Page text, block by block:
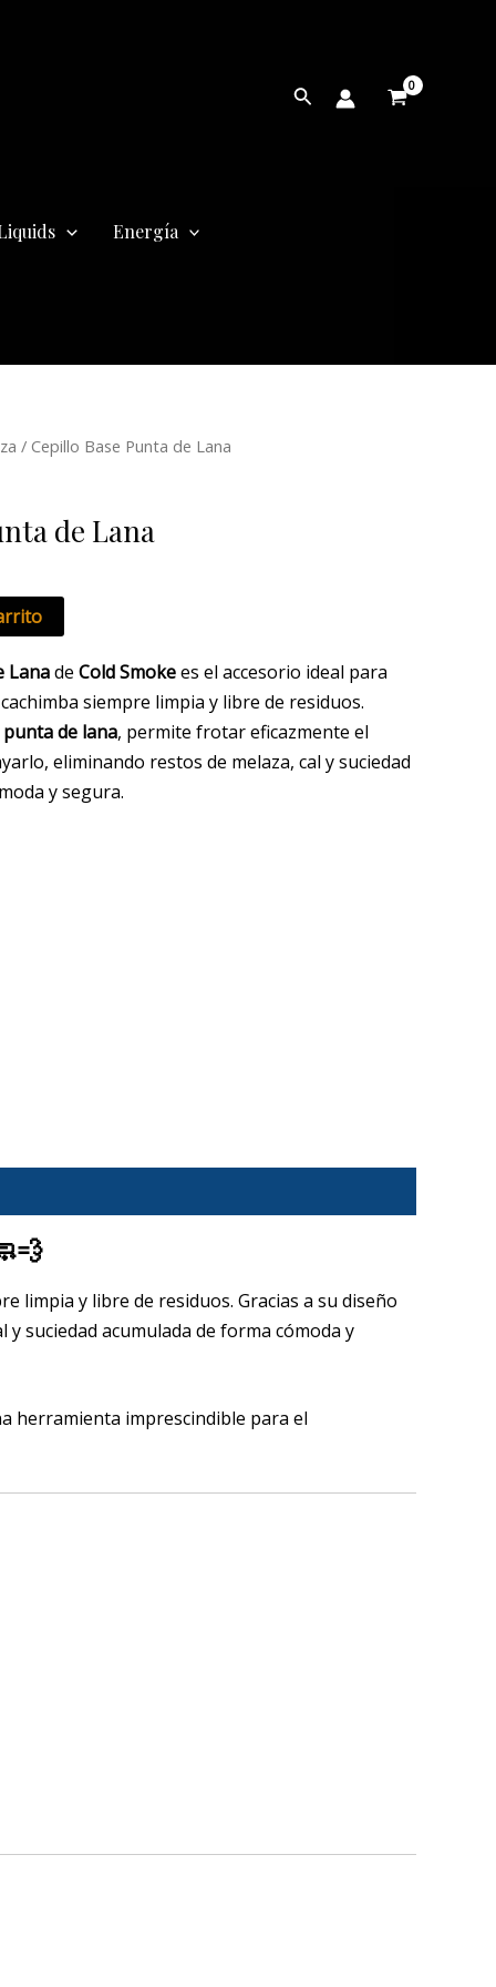
Buscar
Energía
/ Cepillo Base Punta de Lana
de Lana
Lanade Cold Smokees el accesorio ideal para
siempre limpia y libre de residuos.
punta de lana, permite frotar eficazmente el
eliminando restos de melaza, cal y suciedad
y segura.
limpia y libre de residuos. Gracias a su diseño
suciedad acumulada de forma cómoda y
herramienta imprescindible para el